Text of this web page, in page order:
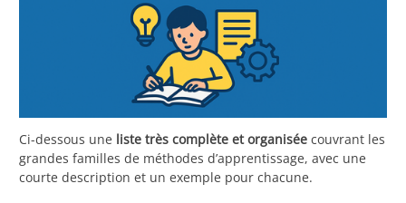
Ci-dessous une liste très complète et organisée couvrant les
grandes familles de méthodes d’apprentissage, avec une
courte description et un exemple pour chacune.